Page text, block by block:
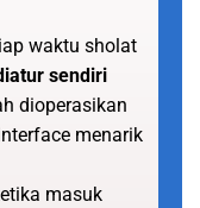
waktu sholat
sendiri
dioperasikan
menarik
masuk